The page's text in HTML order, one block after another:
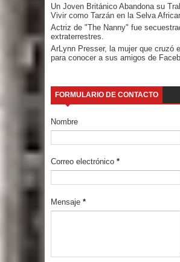
Un Joven Británico Abandona su
Vivir como Tarzán en la Selva
Actriz de "The Nanny" fue
extraterrestres.
ArLynn Presser, la mujer que cruzó
para conocer a sus amigos de
FORMULARIO DE CONTACTO
Nombre
Correo electrónico *
Mensaje *